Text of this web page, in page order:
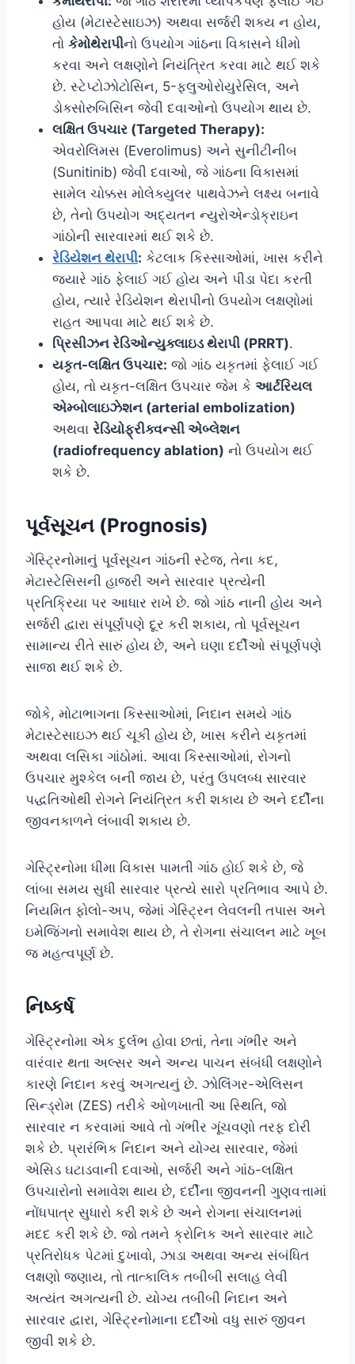
હોય (મેટાસ્ટેસાઇઝ) અથવા સર્જરી શક્ય ન હોય,
તો કેમોથેરાપીનો ઉપયોગ ગાંઠના વિકાસને ધીમો
કરવા અને લક્ષણોને નિયંત્રિત કરવા માટે થઈ શકે
છે. સ્ટેપ્ટોઝોટોસિન, 5-ફ્લુઓરોયુરેસિલ, અને
ડોક્સોરુબિસિન જેવી દવાઓનો ઉપયોગ થાય છે.
લક્ષિત ઉપચાર (Targeted Therapy):
એવરોલિમસ (Everolimus) અને સુનીટીનીબ
(Sunitinib) જેવી દવાઓ, જે ગાંઠના વિકાસમાં
સામેલ ચોક્કસ મોલેક્યુલર પાથવેઝને લક્ષ્ય બનાવે
છે, તેનો ઉપયોગ અદ્યતન ન્યુરોએન્ડોક્રાઇન
ગાંઠોની સારવારમાં થઈ શકે છે.
રેડિયેશન થેરાપી: કેટલાક કિસ્સાઓમાં, ખાસ કરીને
જ્યારે ગાંઠ ફેલાઈ ગઈ હોય અને પીડા પેદા કરતી
હોય, ત્યારે રેડિયેશન થેરાપીનો ઉપયોગ લક્ષણોમાં
રાહત આપવા માટે થઈ શકે છે.
પ્રિસીઝન રેડિઓન્યુક્લાઇડ થેરાપી (PRRT).
યકૃત-લક્ષિત ઉપચાર: જો ગાંઠ યકૃતમાં ફેલાઈ ગઈ
હોય, તો યકૃત-લક્ષિત ઉપચાર જેમ કે આર્ટરિયલ
એમ્બોલાઇઝેશન (arterial embolization)
અથવા રેડિયોફ્રીક્વન્સી એબ્લેશન
(radiofrequency ablation) નો ઉપયોગ થઈ
શકે છે.
પૂર્વસૂચન (Prognosis)
ગેસ્ટ્રિનોમાનું પૂર્વસૂચન ગાંઠની સ્ટેજ, તેના કદ,
મેટાસ્ટેસિસની હાજરી અને સારવાર પ્રત્યેની
પ્રતિક્રિયા પર આધાર રાખે છે. જો ગાંઠ નાની હોય અને
સર્જરી દ્વારા સંપૂર્ણપણે દૂર કરી શકાય, તો પૂર્વસૂચન
સામાન્ય રીતે સારું હોય છે, અને ઘણા દર્દીઓ સંપૂર્ણપણે
સાજા થઈ શકે છે.
જોકે, મોટાભાગના કિસ્સાઓમાં, નિદાન સમયે ગાંઠ
મેટાસ્ટેસાઇઝ થઈ ચૂકી હોય છે, ખાસ કરીને યકૃતમાં
અથવા લસિકા ગાંઠોમાં. આવા કિસ્સાઓમાં, રોગનો
ઉપચાર મુશ્કેલ બની જાય છે, પરંતુ ઉપલબ્ધ સારવાર
પદ્ધતિઓથી રોગને નિયંત્રિત કરી શકાય છે અને દર્દીના
જીવનકાળને લંબાવી શકાય છે.
ગેસ્ટ્રિનોમા ધીમા વિકાસ પામતી ગાંઠ હોઈ શકે છે, જે
લાંબા સમય સુધી સારવાર પ્રત્યે સારો પ્રતિભાવ આપે છે.
નિયમિત ફોલો-અપ, જેમાં ગેસ્ટ્રિન લેવલની તપાસ અને
ઇમેજિંગનો સમાવેશ થાય છે, તે રોગના સંચાલન માટે ખૂબ
જ મહત્વપૂર્ણ છે.
નિષ્કર્ષ
ગેસ્ટ્રિનોમા એક દુર્લભ હોવા છતાં, તેના ગંભીર અને
વારંવાર થતા અલ્સર અને અન્ય પાચન સંબંધી લક્ષણોને
કારણે નિદાન કરવું અગત્યનું છે. ઝોલિંગર-એલિસન
સિન્ડ્રોમ (ZES) તરીકે ઓળખાતી આ સ્થિતિ, જો
સારવાર ન કરવામાં આવે તો ગંભીર ગૂંચવણો તરફ દોરી
શકે છે. પ્રારંભિક નિદાન અને યોગ્ય સારવાર, જેમાં
એસિડ ઘટાડવાની દવાઓ, સર્જરી અને ગાંઠ-લક્ષિત
ઉપચારોનો સમાવેશ થાય છે, દર્દીના જીવનની ગુણવત્તામાં
નોંધપાત્ર સુધારો કરી શકે છે અને રોગના સંચાલનમાં
મદદ કરી શકે છે. જો તમને ક્રોનિક અને સારવાર માટે
પ્રતિરોધક પેટમાં દુખાવો, ઝાડા અથવા અન્ય સંબંધિત
લક્ષણો જણાય, તો તાત્કાલિક તબીબી સલાહ લેવી
અત્યંત અગત્યની છે. યોગ્ય તબીબી નિદાન અને
સારવાર દ્વારા, ગેસ્ટ્રિનોમાના દર્દીઓ વધુ સારું જીવન
જીવી શકે છે.